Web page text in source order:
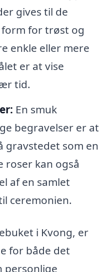
gives til de
for trøst og
enkle eller mere
er at vise
tid.
En smuk
begravelser er at
gravstedet som en
roser kan også
af en samlet
ceremonien.
i Kvong, er
for både det
personlige